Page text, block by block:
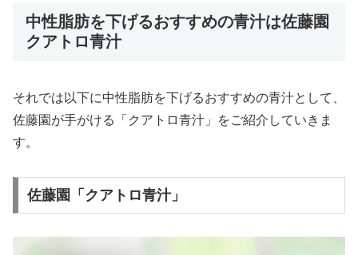
中性脂肪を下げるおすすめの青汁は佐藤園
クアトロ青汁
それでは以下に中性脂肪を下げるおすすめの青汁として、
佐藤園が手がける「クアトロ青汁」をご紹介していきま
す。
佐藤園「クアトロ青汁」